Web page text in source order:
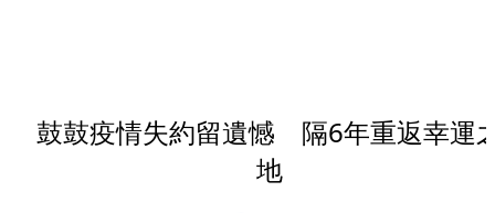
鼓鼓疫情失約留遺憾 隔6年重返幸運
地